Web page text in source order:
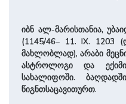
იბნ ალ-მარისთანია,
(1145/46– 11. IX. 1203
მახლობლად), არაბი
ასტროლოგი და
სახალიფოში.
წიგნთსაცავითურთ.